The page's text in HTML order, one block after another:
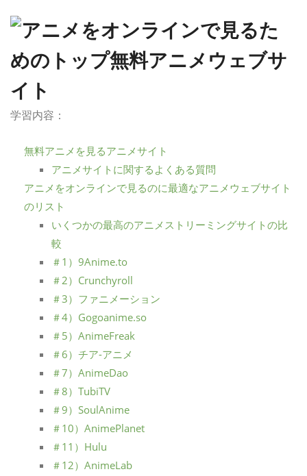
学習内容：
無料アニメを見るアニメサイト
アニメサイトに関するよくある質問
アニメをオンラインで見るのに最適なアニメウェブサイト
のリスト
いくつかの最高のアニメストリーミングサイトの比
較
＃1）9Anime.to
＃2）Crunchyroll
＃3）ファニメーション
＃4）Gogoanime.so
＃5）AnimeFreak
＃6）チア-アニメ
＃7）AnimeDao
＃8）TubiTV
＃9）SoulAnime
＃10）AnimePlanet
＃11）Hulu
＃12）AnimeLab